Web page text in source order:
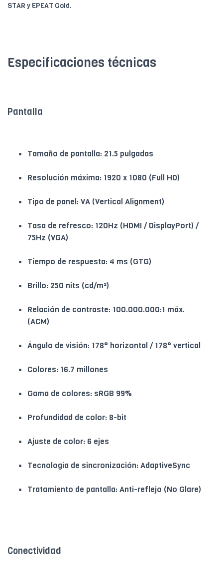
STAR y EPEAT Gold.
Especificaciones técnicas
Pantalla
Tamaño de pantalla: 21.5 pulgadas
Resolución máxima: 1920 x 1080 (Full HD)
Tipo de panel: VA (Vertical Alignment)
Tasa de refresco: 120Hz (HDMI / DisplayPort) /
75Hz (VGA)
Tiempo de respuesta: 4 ms (GTG)
Brillo: 250 nits (cd/m²)
Relación de contraste: 100.000.000:1 máx.
(ACM)
Ángulo de visión: 178° horizontal / 178° vertical
Colores: 16.7 millones
Gama de colores: sRGB 99%
Profundidad de color: 8-bit
Ajuste de color: 6 ejes
Tecnología de sincronización: AdaptiveSync
Tratamiento de pantalla: Anti-reflejo (No Glare)
Conectividad